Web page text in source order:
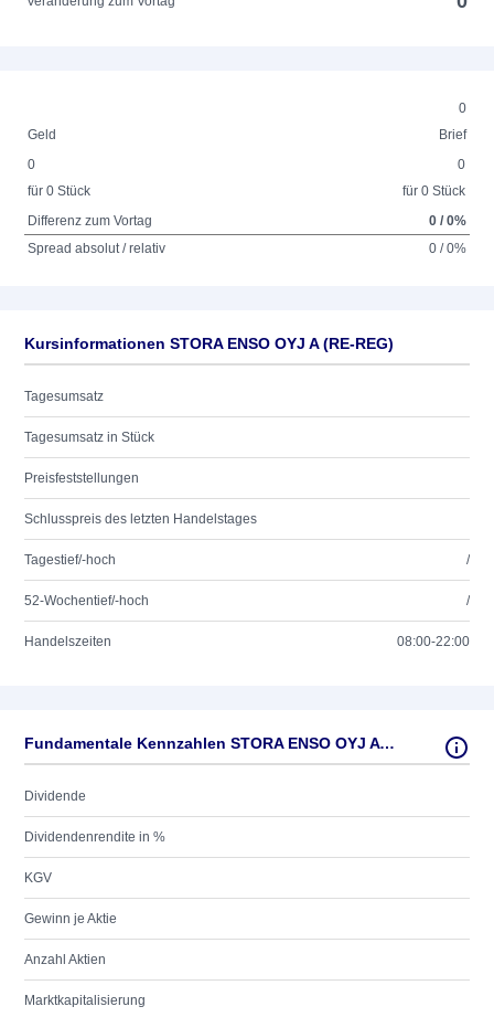
0
Geld
Brief
0
für 0 Stück
0
für 0 Stück
Differenz zum Vortag
0 / 0%
Spread absolut / relativ
0 / 0%
Kursinformationen STORA ENSO OYJ A (RE-REG)
Tagesumsatz
Tagesumsatz in Stück
Preisfeststellungen
Schlusspreis des letzten Handelstages
Tagestief/-hoch /
52-Wochentief/-hoch /
Handelszeiten 08:00-22:00
Fundamentale Kennzahlen STORA ENSO OYJ A (RE-REG)
Dividende
Dividendenrendite in %
KGV
Gewinn je Aktie
Anzahl Aktien
Marktkapitalisierung